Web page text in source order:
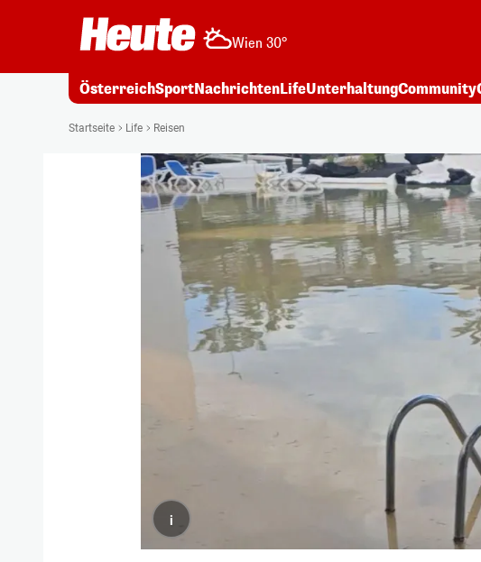
Wien 30°
ÖsterreichSportNachrichtenLifeUnterhaltungCommunity
Startseite Life Reisen
i